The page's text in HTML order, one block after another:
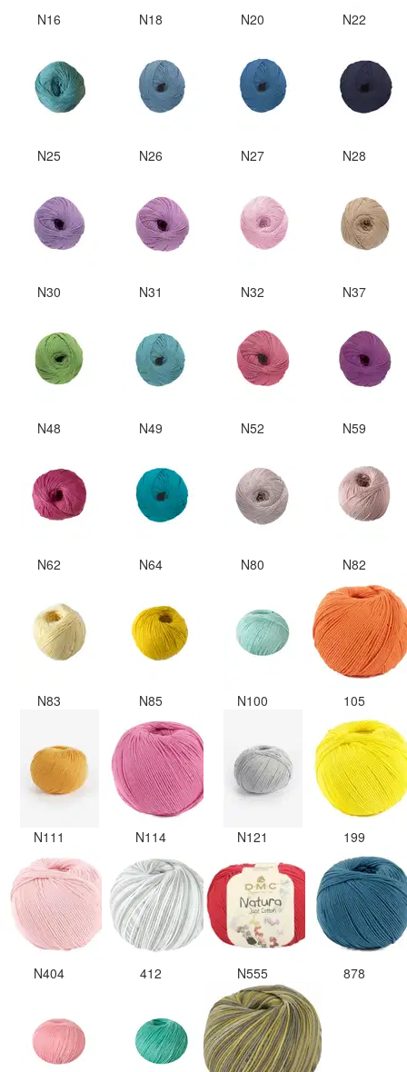
N16 N18 N20 N22
N25 N26 N27 N28
N30 N31 N32 N37
N48 N49 N52 N59
N62 N64 N80 N82
N83 N85 N100 105
N111 N114 N121 199
N404 412 N555 878